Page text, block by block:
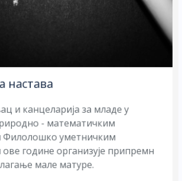
настава
и канцеларија за младе у
- математичким
Филолошко уметничким
године организује припремн
мале матуре.​